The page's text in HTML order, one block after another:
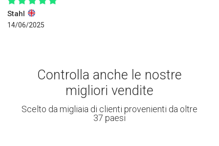
Stahl
14/06/2025
Controlla anche le nostre
migliori vendite
Scelto da migliaia di clienti provenienti da oltre
37 paesi